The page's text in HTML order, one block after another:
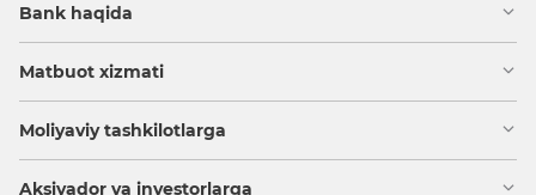
Bank haqida
Matbuot xizmati
Moliyaviy tashkilotlarga
Aksiyador va investorlarga